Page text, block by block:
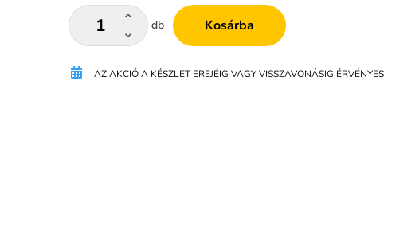
db Kosárba
AZ AKCIÓ A KÉSZLET EREJÉIG VAGY VISSZAVONÁSIG ÉRVÉNYES